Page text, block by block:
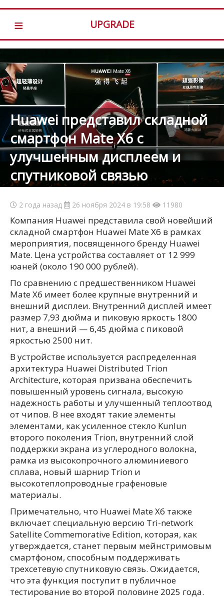
≡ UPGRADE
Huawei представил складной
смартфон Mate X6 с
улучшенным дисплеем и
спутниковой связью
2 года назад 26 ноября 2024 в 19:58 11980
Компания Huawei представила свой новейший
складной смартфон Huawei Mate X6 в рамках
мероприятия, посвященного бренду Huawei
Mate. Цена устройства составляет от 12 999
юаней (около 190 000 рублей).
По сравнению с предшественником Huawei
Mate X6 имеет более крупные внутренний и
внешний дисплеи. Внутренний дисплей имеет
размер 7,93 дюйма и пиковую яркость 1800
нит, а внешний — 6,45 дюйма с пиковой
яркостью 2500 нит.
В устройстве используется распределенная
архитектура Huawei Distributed Trion
Architecture, которая призвана обеспечить
повышенный уровень сигнала, высокую
надежность работы и улучшенный теплоотвод
от чипов. В нее входят такие элементы
элементами, как усиленное стекло Kunlun
второго поколения Trion, внутренний слой
поддержки экрана из углеродного волокна,
рамка из высокопрочного алюминиевого
сплава, новый шарнир Trion и
высокотеплопроводные графеновые
материалы.
Примечательно, что Huawei Mate X6 также
включает специальную версию Tri-network
Satellite Commemorative Edition, которая, как
утверждается, станет первым мейнстримовым
смартфоном, способным поддерживать
трехсетевую спутниковую связь. Ожидается,
что эта функция поступит в публичное
тестирование во второй половине 2025 года.